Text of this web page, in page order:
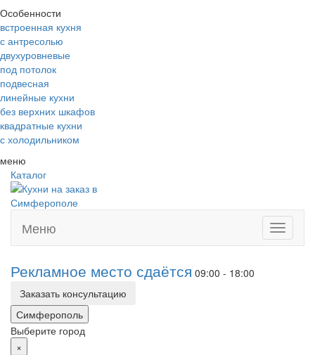
Особенности
встроенная кухня
с антресолью
двухуровневые
под потолок
подвесная
линейные кухни
без верхних шкафов
квадратные кухни
с холодильником
меню
Каталог
Toggle
Меню
Рекламное место сдаётся 09:00 - 18:00
Заказать консультацию
Симферополь
Выберите город
×